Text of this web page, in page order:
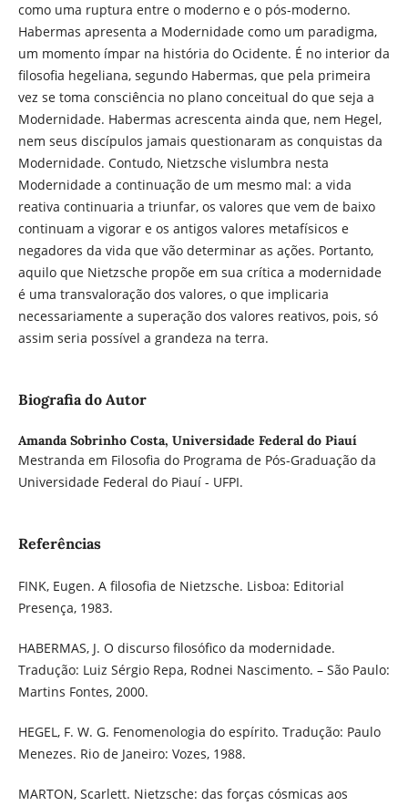
como uma ruptura entre o moderno e o pós-moderno.
Habermas apresenta a Modernidade como um paradigma,
um momento ímpar na história do Ocidente. É no interior da
filosofia hegeliana, segundo Habermas, que pela primeira
vez se toma consciência no plano conceitual do que seja a
Modernidade. Habermas acrescenta ainda que, nem Hegel,
nem seus discípulos jamais questionaram as conquistas da
Modernidade. Contudo, Nietzsche vislumbra nesta
Modernidade a continuação de um mesmo mal: a vida
reativa continuaria a triunfar, os valores que vem de baixo
continuam a vigorar e os antigos valores metafísicos e
negadores da vida que vão determinar as ações. Portanto,
aquilo que Nietzsche propõe em sua crítica a modernidade
é uma transvaloração dos valores, o que implicaria
necessariamente a superação dos valores reativos, pois, só
assim seria possível a grandeza na terra.
Biografia do Autor
Amanda Sobrinho Costa, Universidade Federal do Piauí
Mestranda em Filosofia do Programa de Pós-Graduação da
Universidade Federal do Piauí - UFPI.
Referências
FINK, Eugen. A filosofia de Nietzsche. Lisboa: Editorial
Presença, 1983.
HABERMAS, J. O discurso filosófico da modernidade.
Tradução: Luiz Sérgio Repa, Rodnei Nascimento. – São Paulo:
Martins Fontes, 2000.
HEGEL, F. W. G. Fenomenologia do espírito. Tradução: Paulo
Menezes. Rio de Janeiro: Vozes, 1988.
MARTON, Scarlett. Nietzsche: das forças cósmicas aos